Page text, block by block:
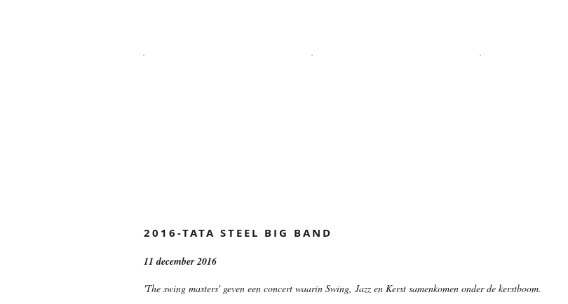
2016-TATA STEEL BIG BAND
11 december 2016
'The swing masters' geven een concert waarin Swing, Jazz en Kerst samenkomen onder de kerstboom.